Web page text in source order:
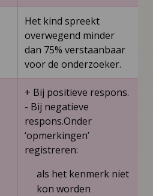
Het kind spreekt
overwegend minder
dan 75% verstaanbaar
voor de onderzoeker.
+ Bij positieve respons.
-­ Bij negatieve
respons.Onder
‘opmerkingen’
registreren:
als het kenmerk niet
kon worden